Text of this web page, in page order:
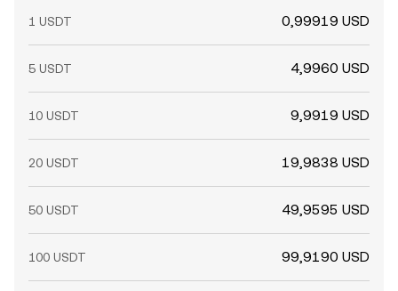
1 USDT 0,99919 USD
5 USDT 4,9960 USD
10 USDT 9,9919 USD
20 USDT 19,9838 USD
50 USDT 49,9595 USD
100 USDT 99,9190 USD